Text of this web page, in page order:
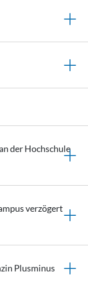
der Hochschule
verzögert
Plusminus